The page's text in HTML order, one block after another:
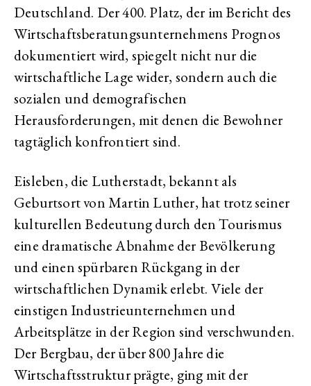
Deutschland. Der 400. Platz, der im Bericht des
Wirtschaftsberatungsunternehmens Prognos
dokumentiert wird, spiegelt nicht nur die
wirtschaftliche Lage wider, sondern auch die
sozialen und demografischen
Herausforderungen, mit denen die Bewohner
tagtäglich konfrontiert sind.
Eisleben, die Lutherstadt, bekannt als
Geburtsort von Martin Luther, hat trotz seiner
kulturellen Bedeutung durch den Tourismus
eine dramatische Abnahme der Bevölkerung
und einen spürbaren Rückgang in der
wirtschaftlichen Dynamik erlebt. Viele der
einstigen Industrieunternehmen und
Arbeitsplätze in der Region sind verschwunden.
Der Bergbau, der über 800 Jahre die
Wirtschaftsstruktur prägte, ging mit der